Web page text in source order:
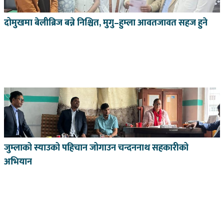
दोमुखमा बेलीब्रिज बन्ने निश्चित, मुगु–हुम्ला आवतजावत सहज हुने
जुम्लाको स्याउको पहिचान जोगाउन चन्दननाथ सहकारीको
अभियान